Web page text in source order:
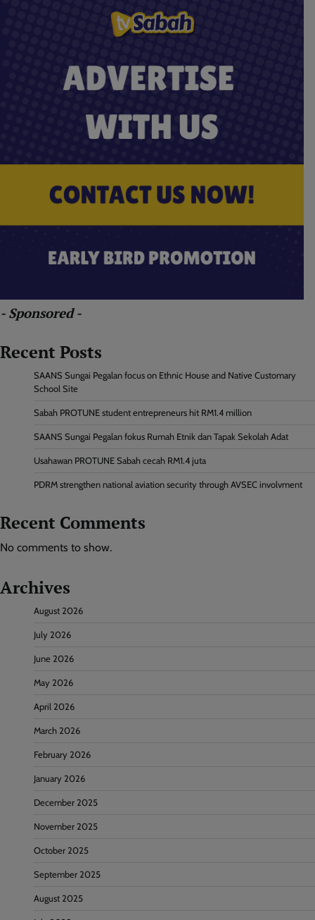
- Sponsored -
Recent Posts
SAANS Sungai Pegalan focus on Ethnic House and Native Customary
School Site
Sabah PROTUNE student entrepreneurs hit RM1.4 million
SAANS Sungai Pegalan fokus Rumah Etnik dan Tapak Sekolah Adat
Usahawan PROTUNE Sabah cecah RM1.4 juta
PDRM strengthen national aviation security through AVSEC involvment
Recent Comments
No comments to show.
Archives
August 2026
July 2026
June 2026
May 2026
April 2026
March 2026
February 2026
January 2026
December 2025
November 2025
October 2025
September 2025
August 2025